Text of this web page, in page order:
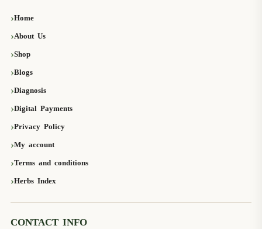
Home
About Us
Shop
Blogs
Diagnosis
Digital Payments
Privacy Policy
My account
Terms and conditions
Herbs Index
CONTACT INFO